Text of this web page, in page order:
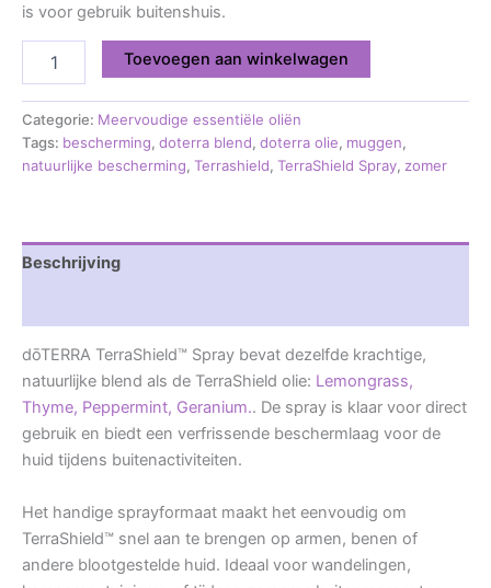
is voor gebruik buitenshuis.
Toevoegen aan winkelwagen
Categorie: Meervoudige essentiële oliën
Tags: bescherming, doterra blend, doterra olie, muggen,
natuurlijke bescherming, Terrashield, TerraShield Spray, zomer
Beschrijving
dōTERRA TerraShield™ Spray bevat dezelfde krachtige,
natuurlijke blend als de TerraShield olie: Lemongrass,
Thyme, Peppermint, Geranium.. De spray is klaar voor direct
gebruik en biedt een verfrissende beschermlaag voor de
huid tijdens buitenactiviteiten.
Het handige sprayformaat maakt het eenvoudig om
TerraShield™ snel aan te brengen op armen, benen of
andere blootgestelde huid. Ideaal voor wandelingen,